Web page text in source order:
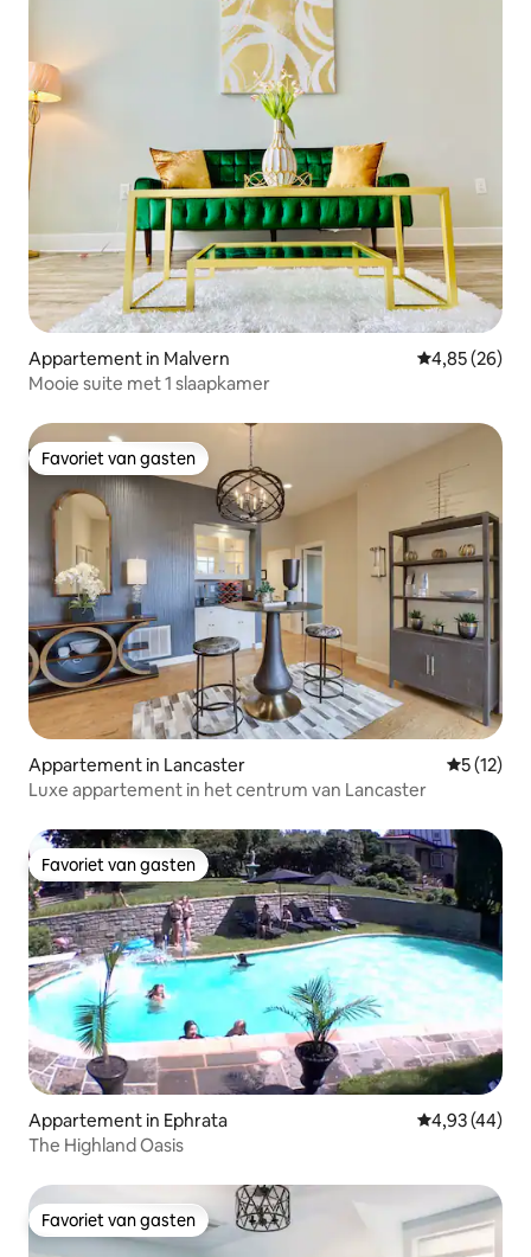
Appartement in Malvern Gemiddelde
4,85 (26)
Mooie suite met 1 slaapkamer
Favoriet van gasten
Favoriet van gasten
Appartement in Lancaster
5 (12)
Luxe appartement in het centrum van Lancaster
Favoriet van gasten
Favoriet van gasten
Appartement in Ephrata Gemiddelde
4,93 (44)
The Highland Oasis
Favoriet van gasten
Favoriet van gasten